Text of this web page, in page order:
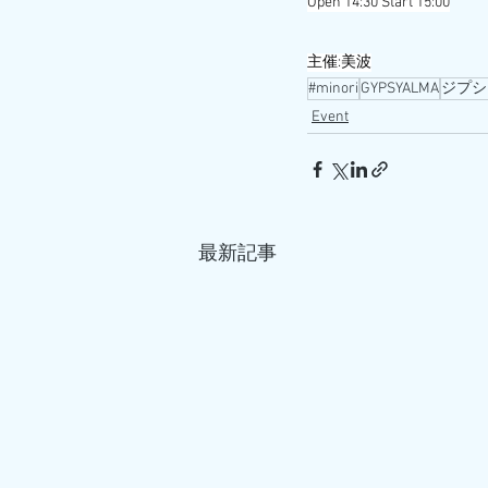
主催:美波
#minori GYPSYALMAジプ
Event
最新記事